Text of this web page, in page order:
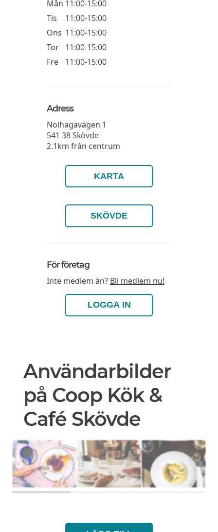
Mån 11:00-15:00
Tis
11:00-15:00
Ons 11:00-15:00
Tor
11:00-15:00
Fre
11:00-15:00
Adress
Nolhagavägen 1
541 38Skövde
2.1km från centrum
KARTA
SKÖVDE
För företag
Inte medlem än? Bli medlem nu!
LOGGA IN
Användarbilder
på Coop Kök &
Café Skövde